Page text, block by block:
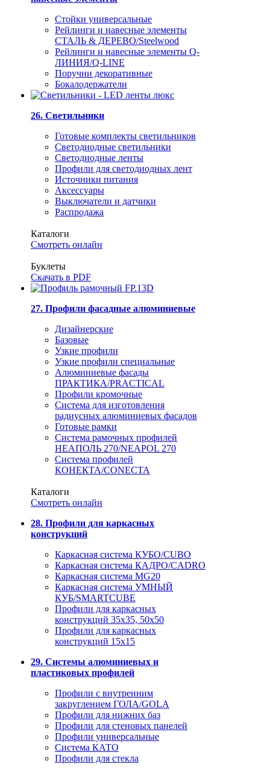
Стойки универсальные
Рейлинги и навесные элементы
СТАЛЬ & ДЕРЕВО/Steelwood
Рейлинги и навесные элементы Q-
ЛИНИЯ/Q-LINE
Поручни декоративные
Бокалодержатели
26. Светильники
Готовые комплекты светильников
Светодиодные светильники
Светодиодные ленты
Профили для светодиодных лент
Источники питания
Аксессуары
Выключатели и датчики
Распродажа
Каталоги
Смотреть онлайн
Буклеты
Скачать в PDF
27. Профили фасадные алюминиевые
Дизайнерские
Базовые
Узкие профили
Узкие профили специальные
Алюминиевые фасады
ПРАКТИКА/PRACTICAL
Профили кромочные
Система для изготовления
радиусных алюминиевых фасадов
Готовые рамки
Система рамочных профилей
НЕАПОЛЬ 270/NEAPOL 270
Система профилей
КОНЕКТА/CONECTA
Каталоги
Смотреть онлайн
28. Профили для каркасных
конструкций
Каркасная система КУБО/CUBO
Каркасная система КАДРО/CADRO
Каркасная система MG20
Каркасная система УМНЫЙ
КУБ/SMARTCUBE
Профили для каркасных
конструкций 35x35, 50x50
Профили для каркасных
конструкций 15х15
29. Системы алюминиевых и
пластиковых профилей
Профили с внутренним
закруглением ГОЛА/GOLA
Профили для нижних баз
Профили для стеновых панелей
Профили универсальные
Система КАТО
Профили для стекла